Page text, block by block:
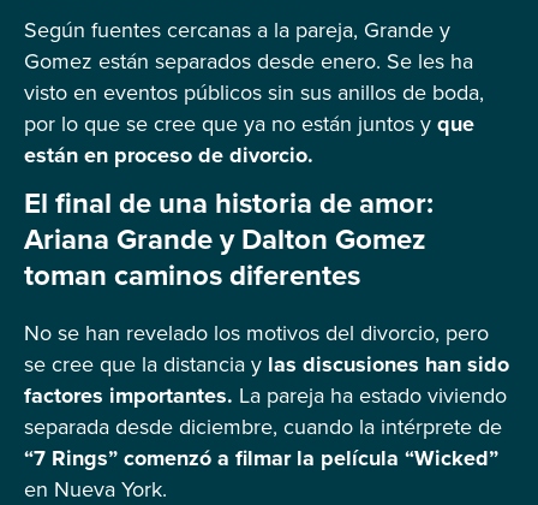
Según fuentes cercanas a la pareja, Grande y
Gomez están separados desde enero. Se les ha
visto en eventos públicos sin sus anillos de boda,
por lo que se cree que ya no están juntos y que
están en proceso de divorcio.
El final de una historia de amor:
Ariana Grande y Dalton Gomez
toman caminos diferentes
No se han revelado los motivos del divorcio, pero
se cree que la distancia y las discusiones han sido
factores importantes. La pareja ha estado viviendo
separada desde diciembre, cuando la intérprete de
“7 Rings” comenzó a filmar la película “Wicked”
en Nueva York.